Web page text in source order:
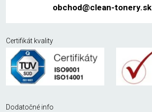
obchod@clean-tonery.sk
Certifikát kvality
Dodatočné info